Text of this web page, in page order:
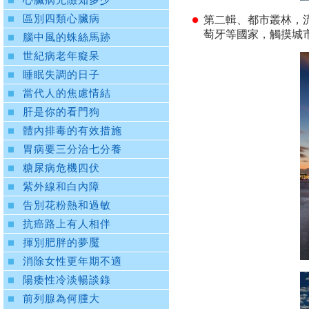
第二輯、都市叢林，
萄牙等國家，觸摸城
區別四類心臟病
腦中風的蛛絲馬跡
世紀病老年癡呆
睡眠失調的日子
當代人的焦慮情結
肝是你的看門狗
體內排毒的有效措施
胃病要三分治七分養
糖尿病危機四伏
紫外線和白內障
告別花粉熱和過敏
抗癌路上有人相伴
揮別肥胖的夢魘
消除女性更年期不適
陽痿性冷淡暢談錄
前列腺為何腫大